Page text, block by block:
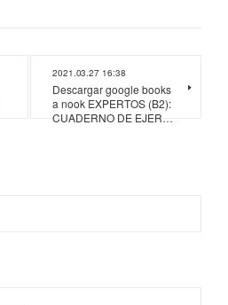
2021.03.27 16:38
Descargar google books
a nook EXPERTOS (B2):
CUADERNO DE EJER…